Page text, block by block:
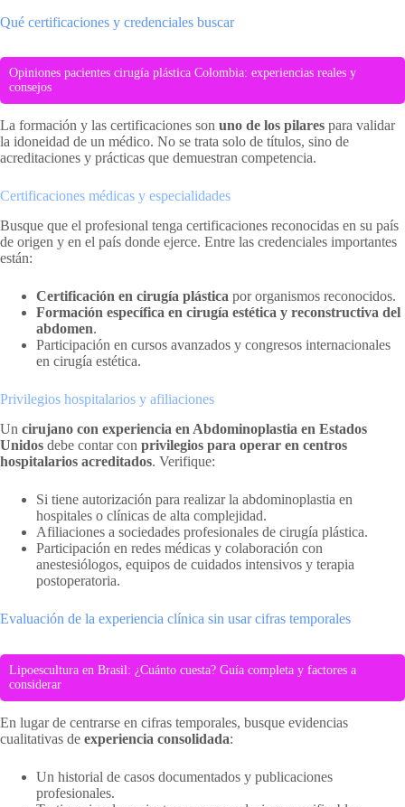
Qué certificaciones y credenciales buscar
Opiniones pacientes cirugía plástica Colombia: experiencias reales y
consejos
La formación y las certificaciones son uno de los pilares para validar
la idoneidad de un médico. No se trata solo de títulos, sino de
acreditaciones y prácticas que demuestran competencia.
Certificaciones médicas y especialidades
Busque que el profesional tenga certificaciones reconocidas en su país
de origen y en el país donde ejerce. Entre las credenciales importantes
están:
Certificación en cirugía plástica por organismos reconocidos.
Formación específica en cirugía estética y reconstructiva del
abdomen.
Participación en cursos avanzados y congresos internacionales
en cirugía estética.
Privilegios hospitalarios y afiliaciones
Un cirujano con experiencia en Abdominoplastia en Estados
Unidos debe contar con privilegios para operar en centros
hospitalarios acreditados. Verifique:
Si tiene autorización para realizar la abdominoplastia en
hospitales o clínicas de alta complejidad.
Afiliaciones a sociedades profesionales de cirugía plástica.
Participación en redes médicas y colaboración con
anestesiólogos, equipos de cuidados intensivos y terapia
postoperatoria.
Evaluación de la experiencia clínica sin usar cifras temporales
Lipoescultura en Brasil: ¿Cuánto cuesta? Guía completa y factores a
considerar
En lugar de centrarse en cifras temporales, busque evidencias
cualitativas de experiencia consolidada:
Un historial de casos documentados y publicaciones
profesionales.